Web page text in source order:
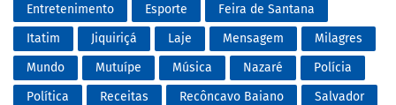
Entretenimento
Esporte
Feira de Santana
Itatim
Jiquiriçá Laje Mensagem
Milagres
Mundo
Mutuípe Música Nazaré
Polícia
Política
Receitas Recôncavo Baiano
Salvador